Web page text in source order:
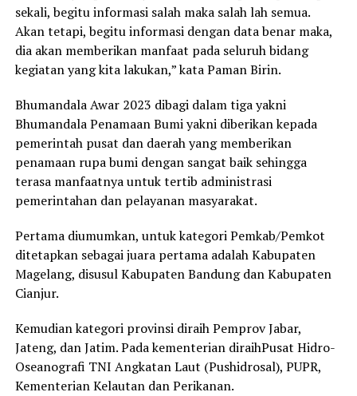
sekali, begitu informasi salah maka salah lah semua.
Akan tetapi, begitu informasi dengan data benar maka,
dia akan memberikan manfaat pada seluruh bidang
kegiatan yang kita lakukan,” kata Paman Birin.
Bhumandala Awar 2023 dibagi dalam tiga yakni
Bhumandala Penamaan Bumi yakni diberikan kepada
pemerintah pusat dan daerah yang memberikan
penamaan rupa bumi dengan sangat baik sehingga
terasa manfaatnya untuk tertib administrasi
pemerintahan dan pelayanan masyarakat.
Pertama diumumkan, untuk kategori Pemkab/Pemkot
ditetapkan sebagai juara pertama adalah Kabupaten
Magelang, disusul Kabupaten Bandung dan Kabupaten
Cianjur.
Kemudian kategori provinsi diraih Pemprov Jabar,
Jateng, dan Jatim. Pada kementerian diraihPusat Hidro-
Oseanografi TNI Angkatan Laut (Pushidrosal), PUPR,
Kementerian Kelautan dan Perikanan.